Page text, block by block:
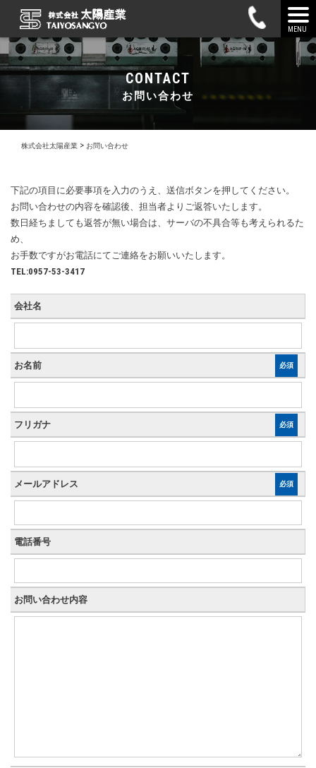
MENU
CONTACT
お問い合わせ
株式会社太陽産業 > お問い合わせ
下記の項目に必要事項を入力のうえ、送信ボタンを押してください。
お問い合わせの内容を確認後、担当者よりご返答いたします。
数日経ちましても返答が無い場合は、サーバの不具合等も考えられるた
め、
お手数ですがお電話にてご連絡をお願いいたします。
TEL:0957-53-3417
会社名
お名前 必須
フリガナ 必須
メールアドレス 必須
電話番号
お問い合わせ内容